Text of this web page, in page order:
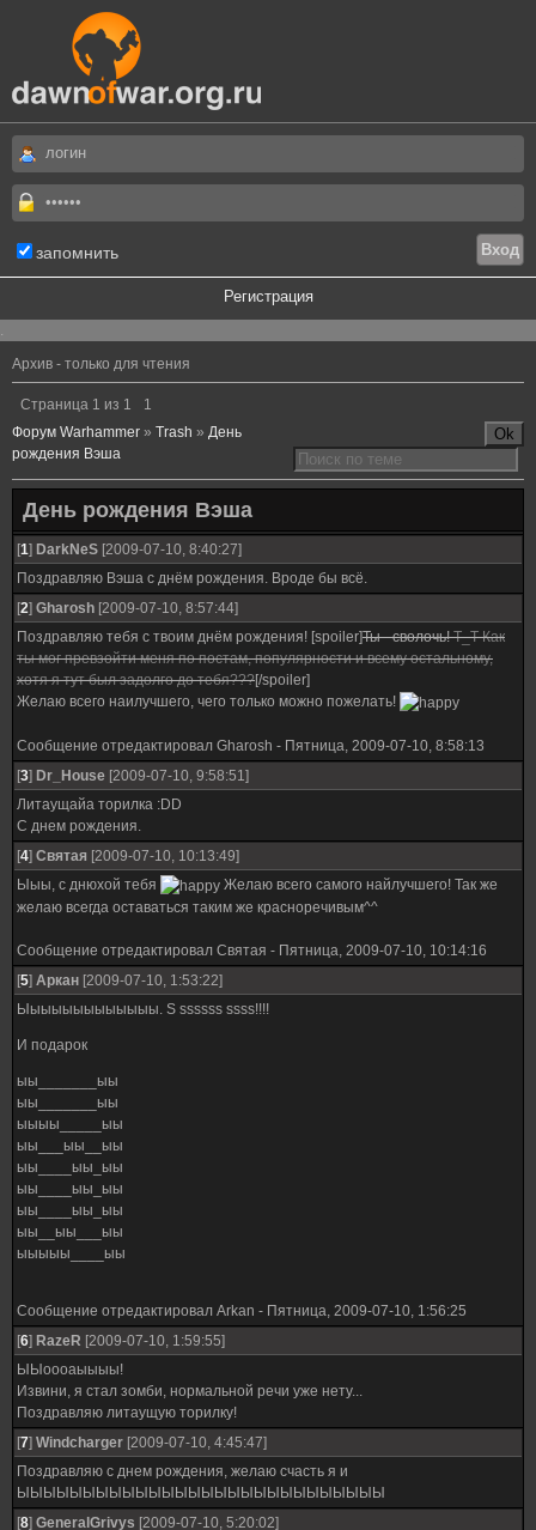
запомнить
Регистрация
.
Архив - только для чтения
Страница 1 из 1
1
Форум Warhammer » Trash » День
рождения Вэша
День рождения Вэша
[1] DarkNeS [2009-07-10, 8:40:27]
Поздравляю Вэша с днём рождения. Вроде бы всё.
[2] Gharosh [2009-07-10, 8:57:44]
Поздравляю тебя с твоим днём рождения! [spoiler]Ты - сволочь!Т_Т Как
ты мог превзойти меня по постам, популярности и всему остальному,
хотя я тут был задолго до тебя???[/spoiler]
Желаю всего наилучшего, чего только можно пожелать!
Сообщение отредактировал Gharosh - Пятница, 2009-07-10, 8:58:13
[3] Dr_House [2009-07-10, 9:58:51]
Литаущайа торилка :DD
С днем рождения.
[4] Святая [2009-07-10, 10:13:49]
Ыыы, с днюхой тебя
Желаю всего самого найлучшего! Так же
желаю всегда оставаться таким же красноречивым^^
Сообщение отредактировал Святая - Пятница, 2009-07-10, 10:14:16
[5] Аркан [2009-07-10, 1:53:22]
Ыыыыыыыыыыыыы. S ssssss ssss!!!!
И подарок
ыы_______ыы
ыы_______ыы
ыыыы_____ыы
ыы___ыы__ыы
ыы____ыы_ыы
ыы____ыы_ыы
ыы____ыы_ыы
ыы__ыы___ыы
ыыыыы____ыы
Сообщение отредактировал Arkan - Пятница, 2009-07-10, 1:56:25
[6] RazeR [2009-07-10, 1:59:55]
ЫЫоооаыыыы!
Извини, я стал зомби, нормальной речи уже нету...
Поздравляю литаущую торилку!
[7] Windcharger [2009-07-10, 4:45:47]
Поздравляю с днем рождения, желаю счасть я и
ЫЫЫЫЫЫЫЫЫЫЫЫЫЫЫЫЫЫЫЫЫЫЫЫЫЫЫЫ
[8] GeneralGrivys [2009-07-10, 5:20:02]